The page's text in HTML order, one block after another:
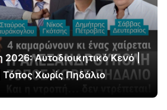
Αυτοδιοικητικό Κενό |
Τόπος Χωρίς Πηδάλιο